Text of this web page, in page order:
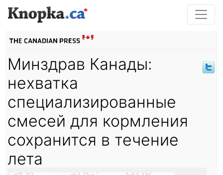
Минздрав Канады:
нехватка
специализированные
смесей для кормления
сохранится в течение
лета